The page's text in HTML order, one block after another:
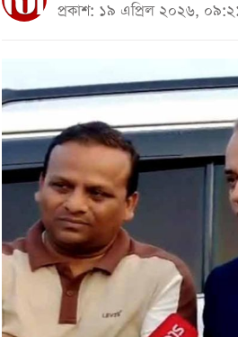
প্রকাশ: ১৯ এপ্রিল ২০২৬,